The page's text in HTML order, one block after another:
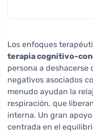
Los enfoques
terapia cognitivo-
persona a deshacerse
negativos asociados
menudo ayudan la
respiración, que
interna. Un gran
centrada en el